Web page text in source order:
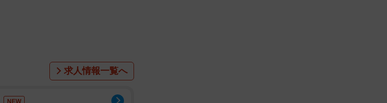
1/4
求人情報一覧へ
NEW